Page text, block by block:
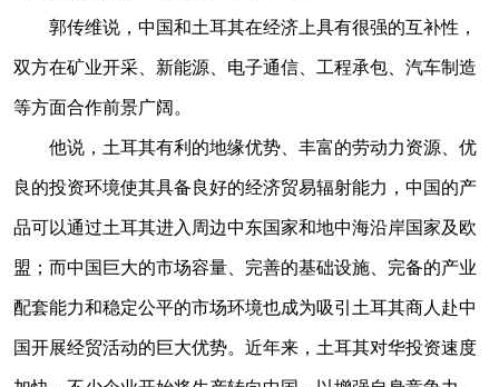
郭传维说，中国和土耳其在经济上具有很强的互补性，
双方在矿业开采、新能源、电子通信、工程承包、汽车制造
等方面合作前景广阔。
他说，土耳其有利的地缘优势、丰富的劳动力资源、优
良的投资环境使其具备良好的经济贸易辐射能力，中国的产
品可以通过土耳其进入周边中东国家和地中海沿岸国家及欧
盟；而中国巨大的市场容量、完善的基础设施、完备的产业
配套能力和稳定公平的市场环境也成为吸引土耳其商人赴中
国开展经贸活动的巨大优势。近年来，土耳其对华投资速度